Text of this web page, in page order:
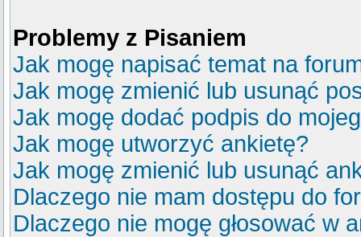
Problemy z Pisaniem
Jak mogę napisać temat na
Jak mogę zmienić lub usunąć
Jak mogę dodać podpis do
Jak mogę utworzyć ankietę?
Jak mogę zmienić lub usunąć
Dlaczego nie mam dostępu do
Dlaczego nie mogę głosować w